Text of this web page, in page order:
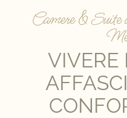
Camere & Suite
VIVERE